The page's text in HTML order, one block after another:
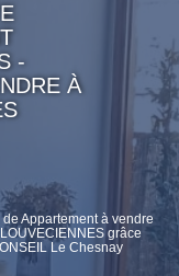
-
À
Appartement à vendre
grâce
Le Chesnay